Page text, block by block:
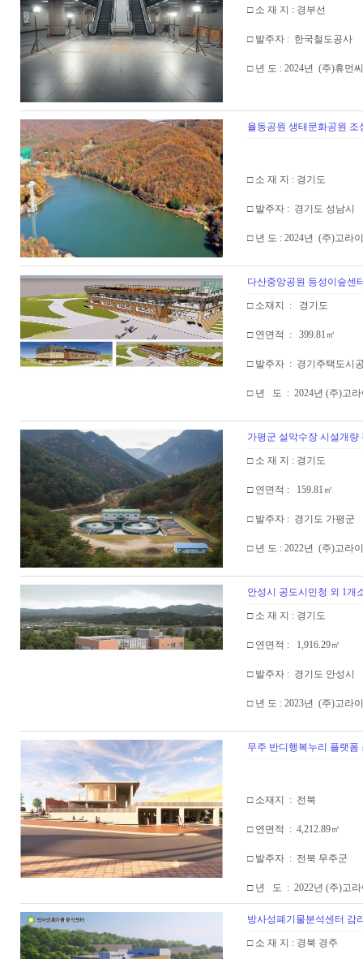
□ 소 재 지 : 경부선
□ 발주자 : 한국철도공사
□ 년 도 : 2024년 (주)휴먼
율동공원 생태문화공원 조
□ 소 재 지 : 경기도
□ 발주자 : 경기도 성남시
□ 년 도 : 2024년 (주)고라
다산중앙공원 등성이숲센
□ 소재지 : 경기도
□ 연면적 : 399.81㎡
□ 발주자 : 경기주택도시
□ 년 도 : 2024년 (주)고라
가평군 설악수장 시설개
□ 소 재 지 : 경기도
□ 연면적 : 159.81㎡
□ 발주자 : 경기도 가평군
□ 년 도 : 2022년 (주)고
안성시 공도시민청 외 1개
□ 소 재 지 : 경기도
□ 연면적 : 1,916.29㎡
□ 발주자 : 경기도 안성시
□ 년 도 : 2023년 (주)고
무주 반디행복누리 플랫
□ 소재지 : 전북
□ 연면적 : 4,212.89㎡
□ 발주자 : 전북 무주군
□ 년 도 : 2022년 (주)고
방사성폐기물분석센터 감
□ 소 재 지 : 경북 경주